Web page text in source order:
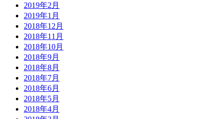
2019年2月
2019年1月
2018年12月
2018年11月
2018年10月
2018年9月
2018年8月
2018年7月
2018年6月
2018年5月
2018年4月